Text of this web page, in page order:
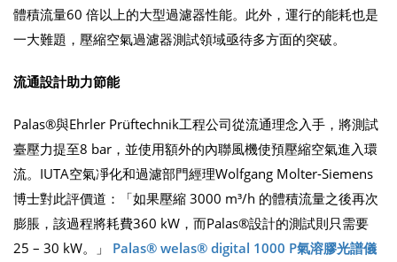
體積流量60 倍以上的大型過濾器性能。此外，運行的能耗也是
一大難題，壓縮空氣過濾器測試領域亟待多方面的突破。
流通設計助力節能
Palas®與Ehrler Prüftechnik工程公司從流通理念入手，將測試
臺壓力提至8 bar，並使用額外的內聯風機使預壓縮空氣進入環
流。IUTA空氣凈化和過濾部門經理Wolfgang Molter-Siemens
博士對此評價道：「如果壓縮 3000 m³/h 的體積流量之後再次
膨脹，該過程將耗費360 kW，而Palas®設計的測試則只需要
25 – 30 kW。」 Palas® welas® digital 1000 P氣溶膠光譜儀